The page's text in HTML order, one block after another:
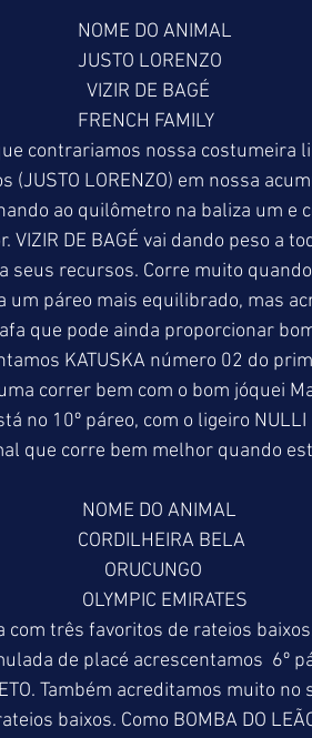
NOME DO ANIMAL
JUSTO LORENZO
VIZIR DE BAGÉ
FRENCH FAMILY
contrariamos nossa costumeira
(JUSTO LORENZO) em nossa
ao quilômetro na baliza um e
VIZIR DE BAGÉ vai dando peso a
seus recursos. Corre muito
um páreo mais equilibrado, mas
que pode ainda proporcionar
KATUSKA número 02 do
correr bem com o bom jóquei
no 10º páreo, com o ligeiro
que corre bem melhor quando
NOME DO ANIMAL
CORDILHEIRA BELA
ORUCUNGO
OLYMPIC EMIRATES
com três favoritos de rateios
de placé acrescentamos  6º
Também acreditamos muito
baixos. Como BOMBA DO